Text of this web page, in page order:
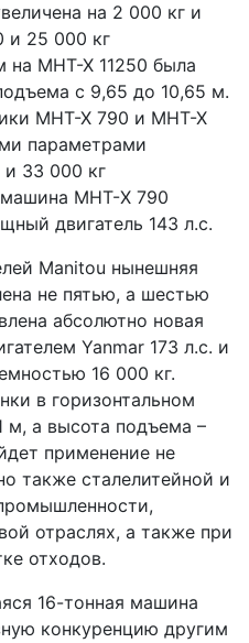
на 2 000 кг и
и 25 000 кг
на MHT-X 11250 была
с 9,65 до 10,65 м.
MHT-X 790 и MHT-X
параметрами
33 000 кг
MHT-Х 790
двигатель 143 л.с.
Manitou нынешняя
не пятью, а шестью
абсолютно новая
Yanmar 173 л.с. и
16 000 кг.
в горизонтальном
м, а высота подъема –
применение не
также сталелитейной и
отраслях, а также при
отходов.
16-тонная машина
конкуренцию другим